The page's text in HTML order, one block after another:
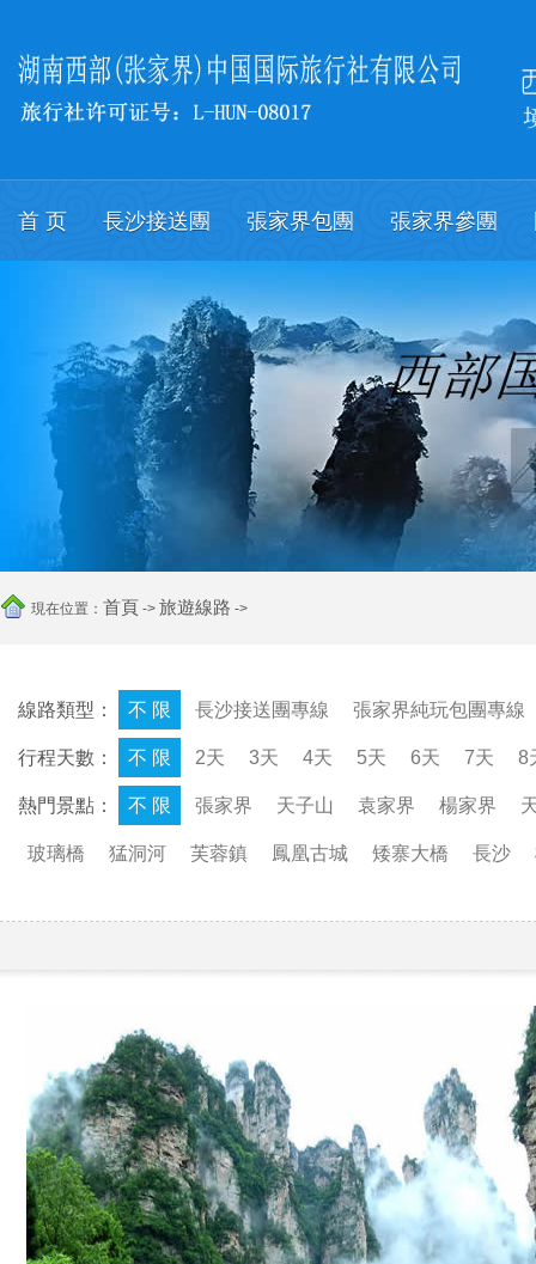
首 页 長沙接送團 張家界包團 張家界參團
現在位置： 首頁 -> 旅遊線路 ->
線路類型： 不 限 長沙接送團專線 張家界純玩包團專線
行程天數： 不 限 2天 3天 4天 5天 6天 7天 8
熱門景點： 不 限 張家界 天子山 袁家界 楊家界
玻璃橋 猛洞河 芙蓉鎮 鳳凰古城 矮寨大橋 長沙